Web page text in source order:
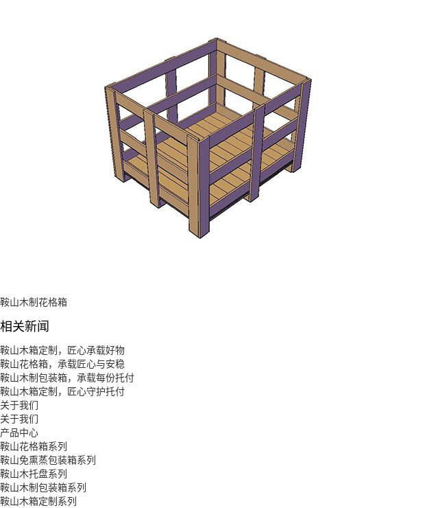
鞍山木制花格箱
相关新闻
鞍山木箱定制，匠心承载好物
鞍山花格箱，承载匠心与安稳
鞍山木制包装箱，承载每份托付
鞍山木箱定制，匠心守护托付
关于我们
关于我们
产品中心
鞍山花格箱系列
鞍山免熏蒸包装箱系列
鞍山木托盘系列
鞍山木制包装箱系列
鞍山木箱定制系列